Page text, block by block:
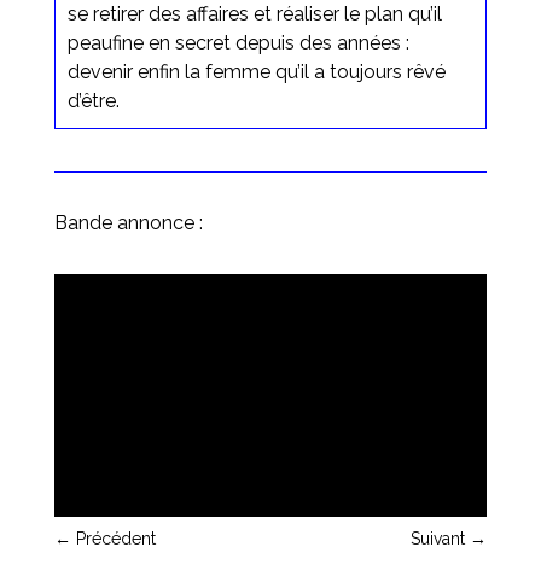
se retirer des affaires et réaliser le plan qu’il
peaufine en secret depuis des années :
devenir enfin la femme qu’il a toujours rêvé
d’être.
Bande annonce :
← Précédent Suivant →